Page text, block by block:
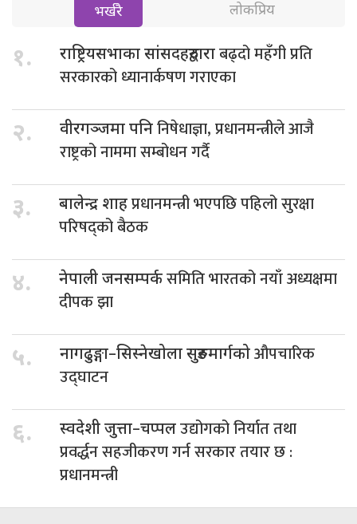
भर्खरै लोकप्रिय
१. राष्ट्रियसभाका सांसदहरुद्वाराबढ्दो महँगी प्रति
सरकारको ध्यानार्कषण गराएका
२. वीरगञ्जमा पनिनिषेधाज्ञा, प्रधानमन्त्रीले आजै
राष्ट्रको नाममा सम्बोधन गर्दै
३. बालेन्द्र शाहप्रधानमन्त्री भएपछि पहिलो सुरक्षा
परिषद्को बैठक
४. नेपाली जनसम्पर्कसमिति भारतको नयाँ अध्यक्षमा
दीपक झा
५. नागढुङ्गा–सिस्नेखोला सुरुङमार्गकोऔपचारिक
उद्घाटन
६. स्वदेशी जुत्ता–चप्पलउद्योगको निर्यात तथा
प्रवर्द्धन सहजीकरण गर्न सरकार तयार छ :
प्रधानमन्त्री